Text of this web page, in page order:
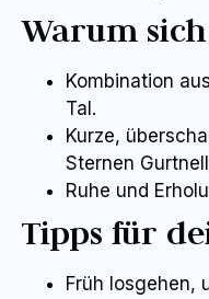
Warum
Kombination
Tal.
Kurze,
Sternen
Ruhe und
Tipps für
Früh losgehen,